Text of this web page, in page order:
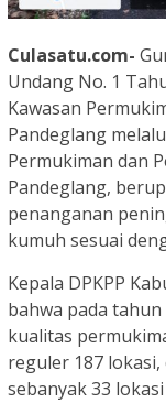
Culasatu.com-
Undang No. 1
Kawasan
Pandeglang
Permukiman dan
Pandeglang,
penanganan
kumuh sesuai
Kepala DPKPP
bahwa pada
kualitas
reguler 187
sebanyak 33